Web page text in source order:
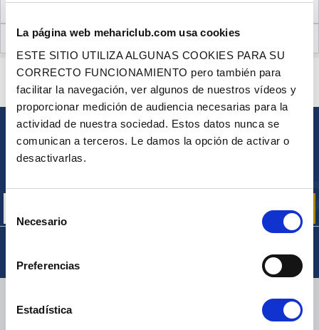
La página web mehariclub.com usa cookies
ESTE SITIO UTILIZA ALGUNAS COOKIES PARA SU
CORRECTO FUNCIONAMIENTO pero también para
facilitar la navegación, ver algunos de nuestros vídeos y
proporcionar medición de audiencia necesarias para la
actividad de nuestra sociedad. Estos datos nunca se
comunican a terceros. Le damos la opción de activar o
desactivarlas.
de Necesario
Preferencias
Estadística
OPINIONES DE CLIENTES (5)
¿ALGUNA PREGUNTA? ¿NECESITA AYUDA?
PÓNGASE EN CONTACTO CON NOSOTROS
BOLETÍN